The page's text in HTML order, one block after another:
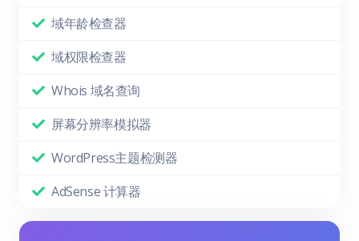
域年龄检查器
域权限检查器
Whois 域名查询
屏幕分辨率模拟器
WordPress主题检测器
AdSense 计算器